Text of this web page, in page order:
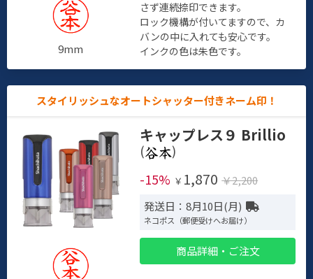
9mm
さず連続捺印できます。
ロック機構が付いてますので、カ
バンの中に入れても安心です。
インクの色は朱色です。
スタイリッシュなオートシャッター付きネーム印！
キャップレス９ Brillio
(
)
-15% ￥ 1,870 ￥2,200
発送日：8月10日(月)
ネコポス（郵便受けへお届け）
商品詳細・ご注文